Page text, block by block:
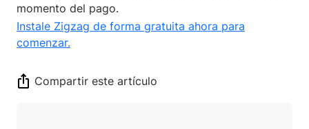
momento del pago.
Instale Zigzag de forma gratuita ahora para
comenzar.
Compartir este artículo